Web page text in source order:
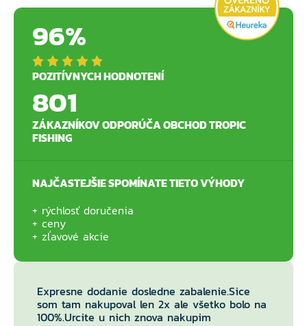
96%
POZITÍVNYCH HODNOTENÍ
801
ZÁKAZNÍKOV ODPORÚČA OBCHOD TROPIC
FISHING
NAJČASTEJŠIE SPOMÍNATE TIETO VÝHODY
rýchlosť doručenia
ceny
zľavové akcie
Expresne dodanie dosledne zabalenie.Sice
som tam nakupoval len 2x ale všetko bolo na
100%.Urcite u nich znova nakupim